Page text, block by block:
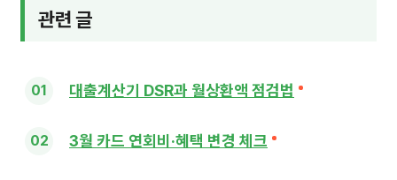
관련 글
대출계산기 DSR과 월상환액 점검법
3월 카드 연회비·혜택 변경 체크